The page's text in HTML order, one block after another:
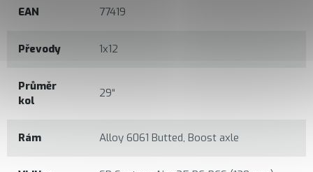
EAN 77419
Převody 1x12
Průměr
kol
29“
Rám Alloy 6061 Butted, Boost axle